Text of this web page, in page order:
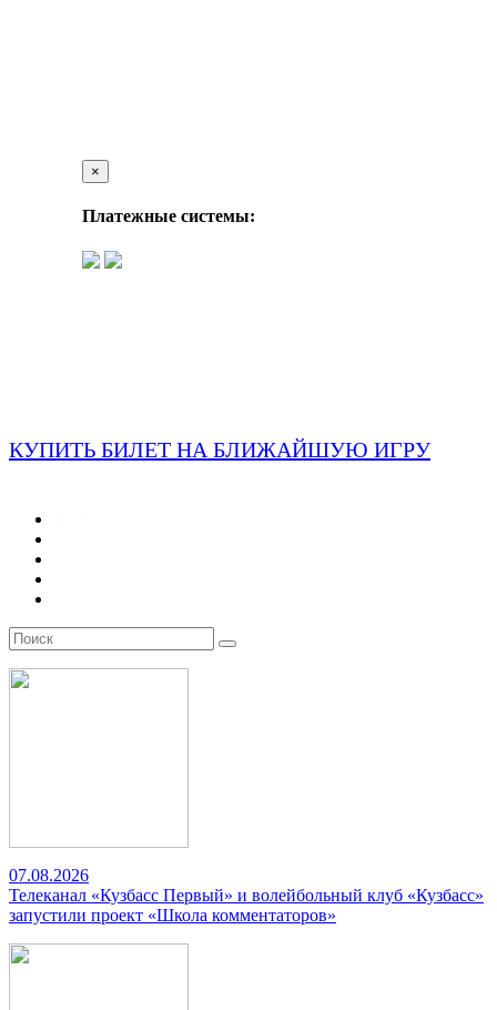
×
Платежные системы:
КУПИТЬ БИЛЕТ НА БЛИЖАЙШУЮ ИГРУ
07.08.2026
Телеканал «Кузбасс Первый» и волейбольный клуб «Кузбасс»
запустили проект «Школа комментаторов»